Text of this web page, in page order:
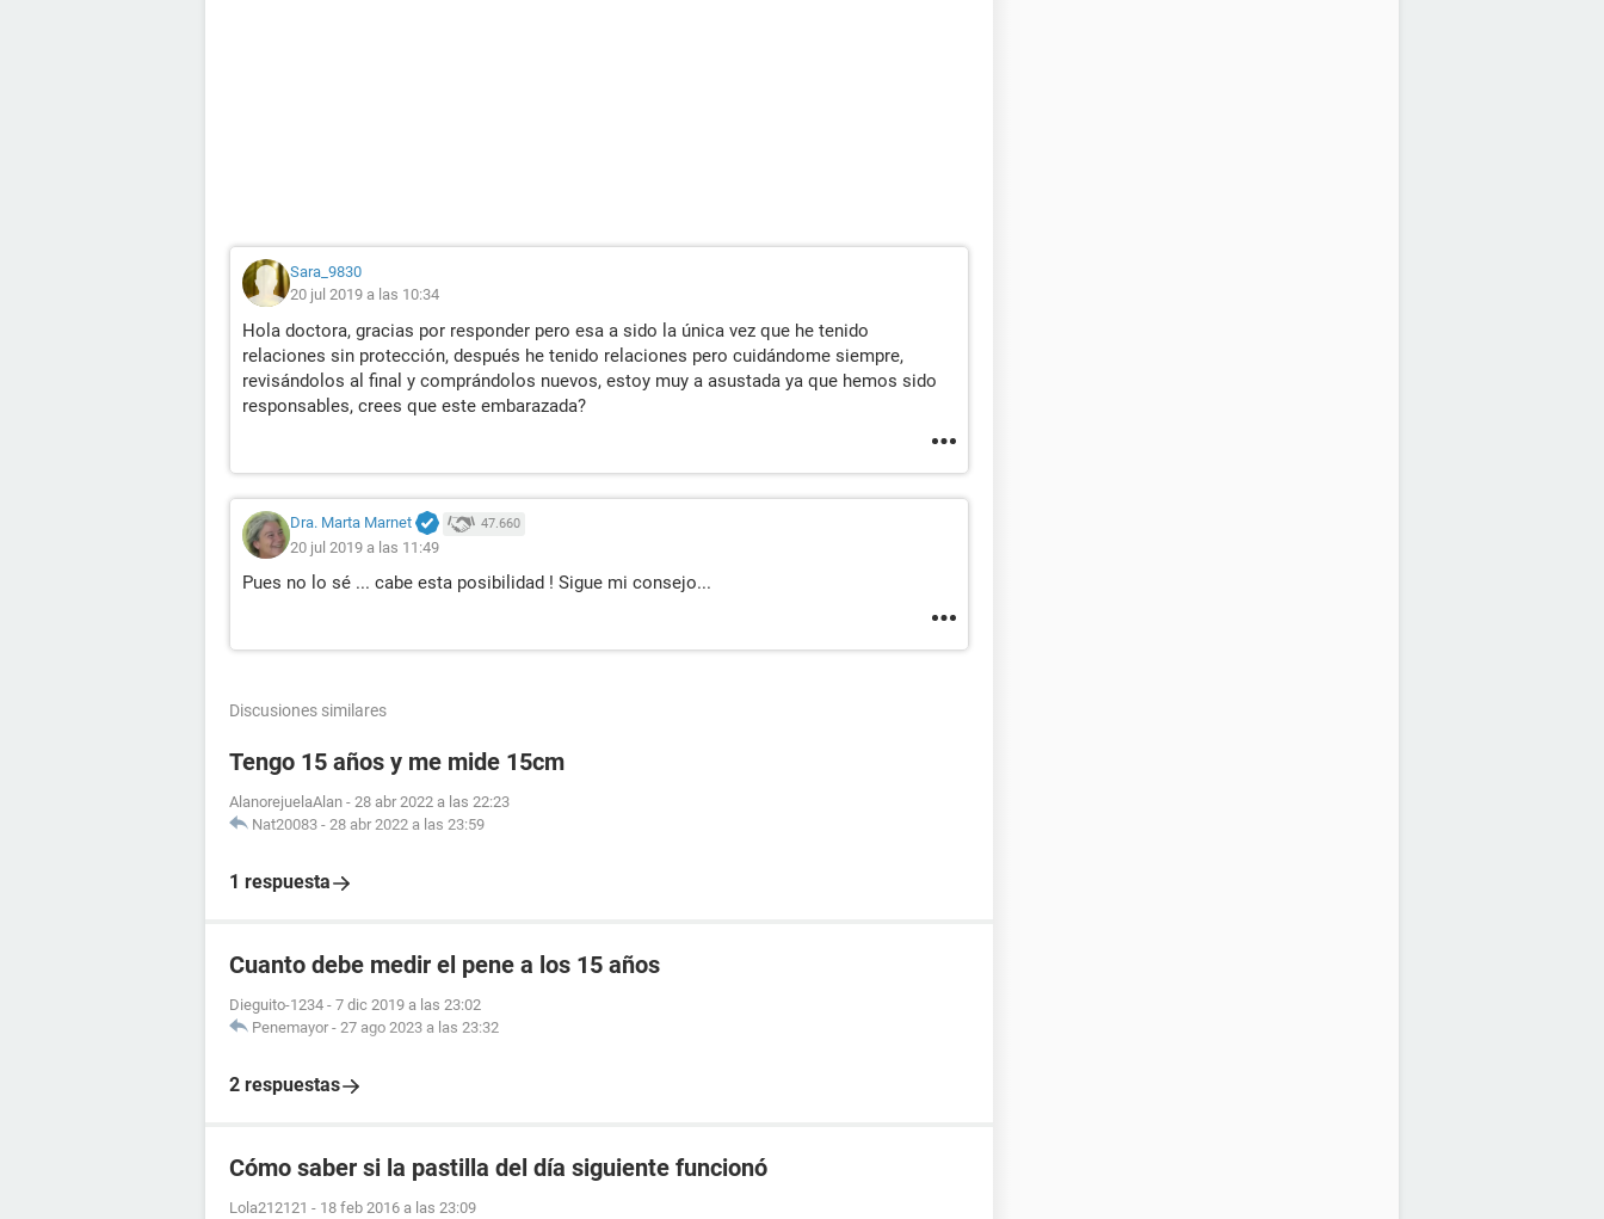
Sara_9830
20 jul 2019 a las 10:34
Hola doctora, gracias por responder pero esa a sido la única vez que he tenido
relaciones sin protección, después he tenido relaciones pero cuidándome siempre,
revisándolos al final y comprándolos nuevos, estoy muy a asustada ya que hemos sido
responsables, crees que este embarazada?
Dra. Marta Marnet 47.660
20 jul 2019 a las 11:49
Pues no lo sé ... cabe esta posibilidad ! Sigue mi consejo...
Discusiones similares
Tengo 15 años y me mide 15cm
AlanorejuelaAlan - 28 abr 2022 a las 22:23
Nat20083 - 28 abr 2022 a las 23:59
1 respuesta
Cuanto debe medir el pene a los 15 años
Dieguito-1234 - 7 dic 2019 a las 23:02
Penemayor - 27 ago 2023 a las 23:32
2 respuestas
Cómo saber si la pastilla del día siguiente funcionó
Lola212121 - 18 feb 2016 a las 23:09